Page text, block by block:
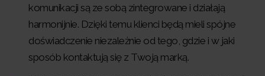
komunikacji są ze sobą zintegrowane i działają
harmonijnie. Dzięki temu klienci będą mieli spójne
doświadczenie niezależnie od tego, gdzie i w jaki
sposób kontaktują się z Twoją marką.